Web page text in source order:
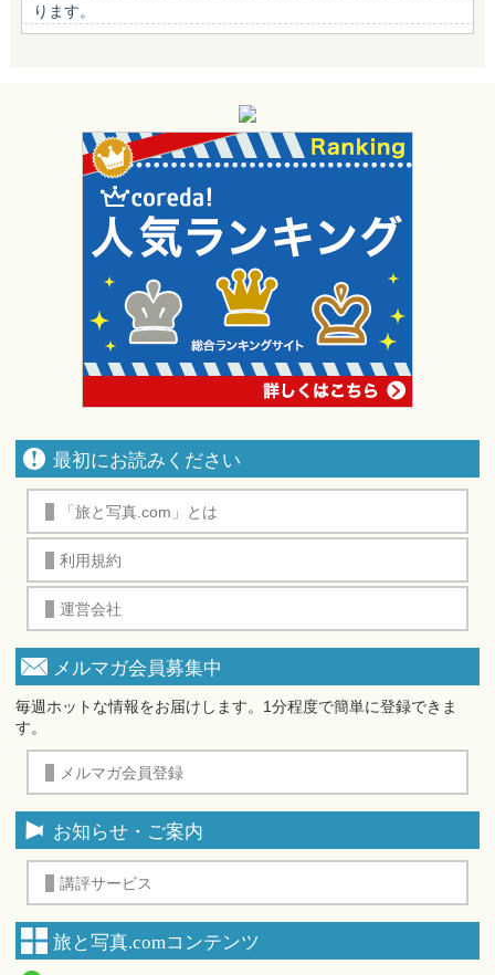
ります。
最初にお読みください
「旅と写真.com」とは
利用規約
運営会社
メルマガ会員募集中
毎週ホットな情報をお届けします。1分程度で簡単に登録できま
す。
メルマガ会員登録
お知らせ・ご案内
講評サービス
旅と写真.comコンテンツ